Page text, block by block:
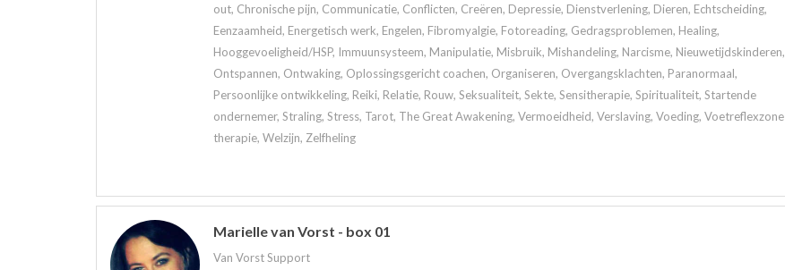
out, Chronische pijn, Communicatie, Conflicten, Creëren, Depressie, Dienstverlening, Dieren, Echtscheiding,
Eenzaamheid, Energetisch werk, Engelen, Fibromyalgie, Fotoreading, Gedragsproblemen, Healing,
Hooggevoeligheid/HSP, Immuunsysteem, Manipulatie, Misbruik, Mishandeling, Narcisme, Nieuwetijdskinderen,
Ontspannen, Ontwaking, Oplossingsgericht coachen, Organiseren, Overgangsklachten, Paranormaal,
Persoonlijke ontwikkeling, Reiki, Relatie, Rouw, Seksualiteit, Sekte, Sensitherapie, Spiritualiteit, Startende
ondernemer, Straling, Stress, Tarot, The Great Awakening, Vermoeidheid, Verslaving, Voeding, Voetreflexzone
therapie, Welzijn, Zelfheling
Marielle van Vorst - box 01
Van Vorst Support